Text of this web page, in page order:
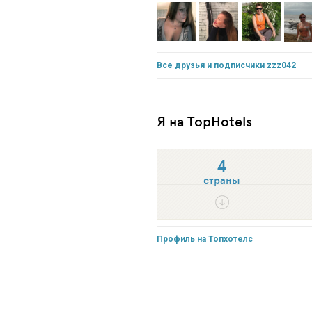
Все друзья и подписчики zzz042
Я на TopHotels
4
страны
Профиль на Топхотелс